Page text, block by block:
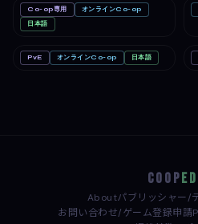
Big Walk
Co-op専用
オンラインCo-op
日本語
PC
どろぼうノーム
PvE オンラインCo-op 日本語
COOP
Aboutパブリッシャー/
お問い合わせ/ゲーム登録申請